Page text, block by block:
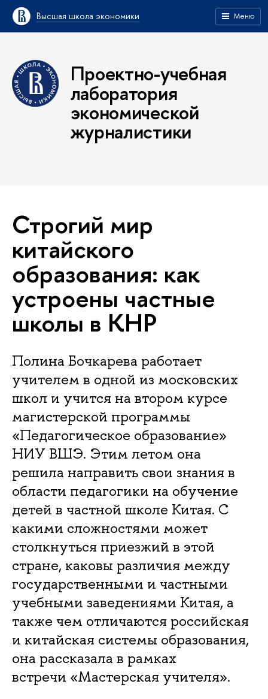
Высшая школа экономики Меню
Проектно-учебная
лаборатория
экономической
журналистики
Строгий мир
китайского
образования: как
устроены частные
школы в КНР
Полина Бочкарева работает
учителем в одной из московских
школ и учится на втором курсе
магистерской программы
«Педагогическое образование»
НИУ ВШЭ. Этим летом она
решила направить свои знания в
области педагогики на обучение
детей в частной школе Китая. С
какими сложностями может
столкнуться приезжий в этой
стране, каковы различия между
государственными и частными
учебными заведениями Китая, а
также чем отличаются российская
и китайская системы образования,
она рассказала в рамках
встречи «Мастерская учителя».